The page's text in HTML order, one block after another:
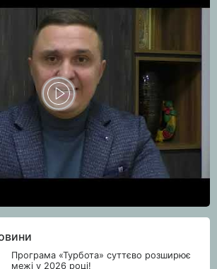
Програма «Турбота» суттєво розширює
межі у 2026 році!